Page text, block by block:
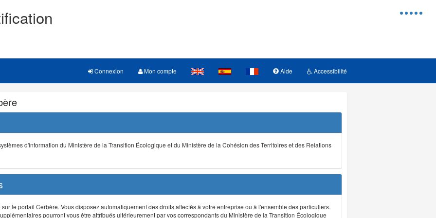
Menu
Connexion Mon compte Aide Accessibilité
d'information du Ministère de la Transition Écologique et du Ministère de la Cohésion des Territoires et des Relations
le portail Cerbère. Vous disposez automatiquement des droits affectés à votre entreprise ou à l'ensemble des particuliers.
pourront vous être attribués ultérieurement par vos correspondants du Ministère de la Transition Écologique